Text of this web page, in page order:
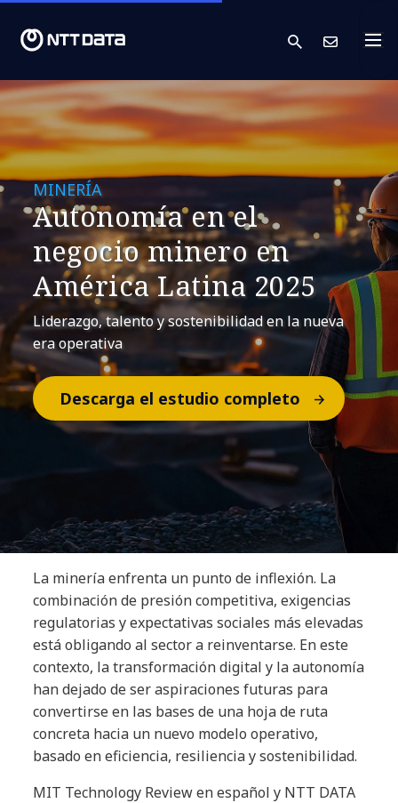
search
MINERÍA
Autonomía en el
negocio minero en
América Latina 2025
Liderazgo, talento y sostenibilidad en la nueva
era operativa
Descarga el estudio completo
La minería enfrenta un punto de inflexión. La
combinación de presión competitiva, exigencias
regulatorias y expectativas sociales más elevadas
está obligando al sector a reinventarse. En este
contexto, la transformación digital y la autonomía
han dejado de ser aspiraciones futuras para
convertirse en las bases de una hoja de ruta
concreta hacia un nuevo modelo operativo,
basado en eficiencia, resiliencia y sostenibilidad.
MIT Technology Review en español y NTT DATA